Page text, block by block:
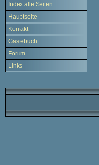
Index alle Seiten
Hauptseite
Kontakt
Gästebuch
Forum
Links